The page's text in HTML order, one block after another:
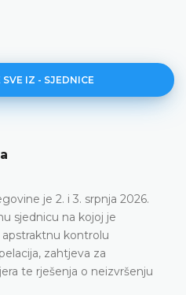
IZ - SJEDNICE
je 2. i 3. srpnja 2026.
sjednicu na kojoj je
kontrolu
zahtjeva za
te rješenja o neizvršenju